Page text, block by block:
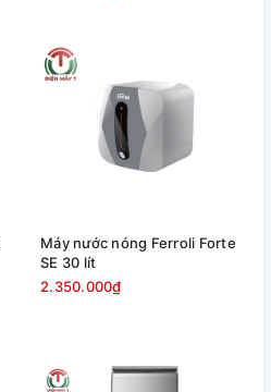
Máy nước nóng Ferroli Forte
SE 30 lít
2.350.000₫